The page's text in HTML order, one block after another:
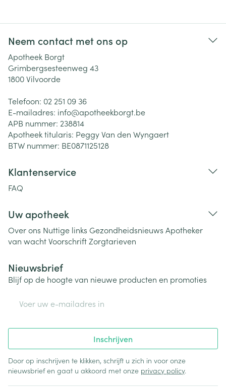
Neem contact met ons op
Apotheek Borgt
Grimbergsesteenweg 43
1800Vilvoorde
Telefoon: 02 251 09 36
E-mailadres: info@apotheekborgt.be
APB nummer: 238814
Apotheek titularis: Peggy Van den Wyngaert
BTW nummer: BE0871125128
Klantenservice
FAQ
Uw apotheek
Over ons Nuttige links Gezondheidsnieuws Apotheker
van wachtVoorschriftZorgtarieven
Nieuwsbrief
Blijf op de hoogte van nieuwe producten en promoties
Inschrijven
Door op inschrijven te klikken, schrijft u zich in voor onze
nieuwsbrief en gaat u akkoord met onze privacy policy.